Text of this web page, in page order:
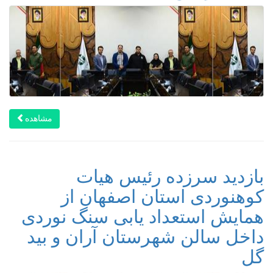
مشاهده
بازدید سرزده رئیس هیات
کوهنوردی استان اصفهان از
همایش استعداد یابی سنگ نوردی
داخل سالن شهرستان آران و بید
گل